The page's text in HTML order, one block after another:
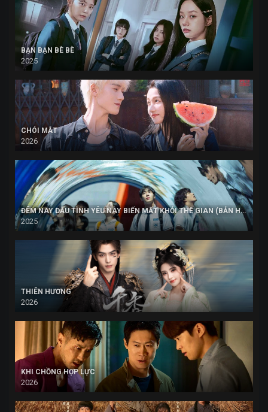
BẠN BẠN BÈ BÈ
2025
CHÓI MẮT
2026
ĐÊM NAY DẪU TÌNH YÊU NÀY BIẾN MẤT KHỎI THẾ GIAN (BẢN HÀN)
2025
THIÊN HƯƠNG
2026
KHI CHỒNG HỢP LỰC
2026